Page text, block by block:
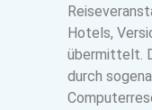
Hotels,
übermittelt.
durch